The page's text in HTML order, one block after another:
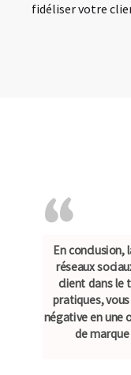
fidéliser votre
En conclusion,
réseaux
client dans le
pratiques,
négative en une
de